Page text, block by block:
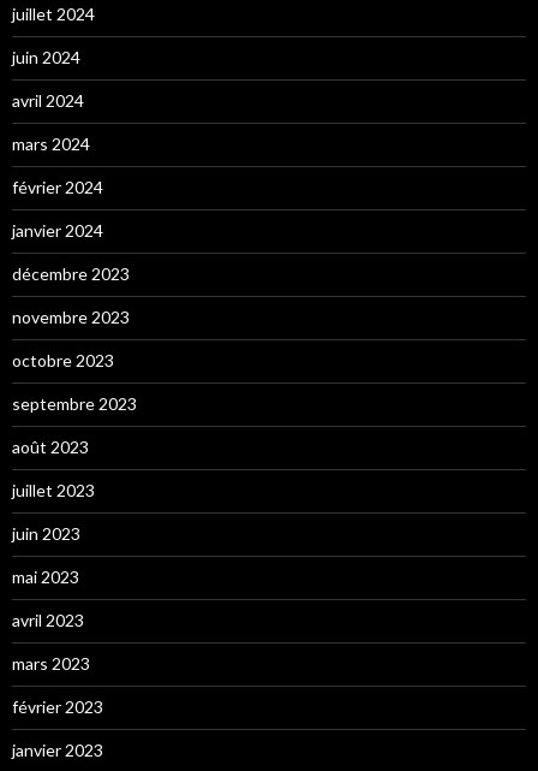
juillet 2024
juin 2024
avril 2024
mars 2024
février 2024
janvier 2024
décembre 2023
novembre 2023
octobre 2023
septembre 2023
août 2023
juillet 2023
juin 2023
mai 2023
avril 2023
mars 2023
février 2023
janvier 2023